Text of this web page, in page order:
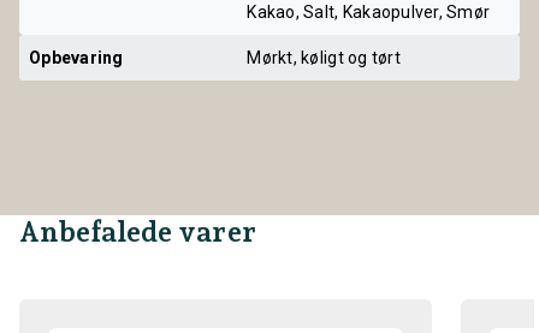
Kakao, Salt, Kakaopulver, Smør
Opbevaring Mørkt, køligt og tørt
Anbefalede varer